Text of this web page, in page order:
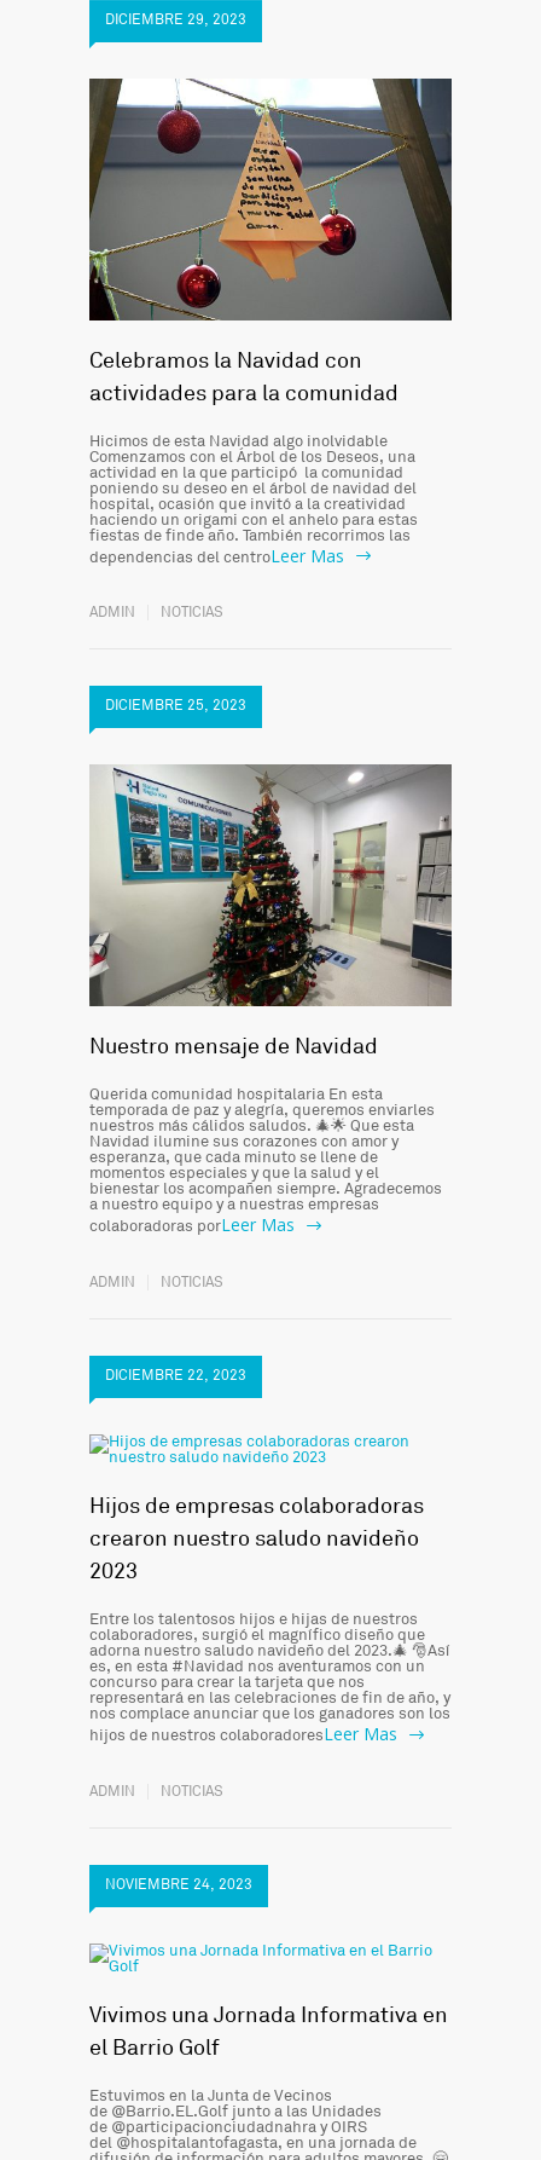
DICIEMBRE 29, 2023
Celebramos la Navidad con
actividades para la comunidad
Hicimos de esta Navidad algo inolvidable
Comenzamos con el Árbol de los Deseos, una
actividad en la que participó la comunidad
poniendo su deseo en el árbol de navidad del
hospital, ocasión que invitó a la creatividad
haciendo un origami con el anhelo para estas
fiestas de finde año. También recorrimos las
dependencias del centroLeer Mas
ADMIN NOTICIAS
DICIEMBRE 25, 2023
Nuestro mensaje de Navidad
Querida comunidad hospitalaria En esta
temporada de paz y alegría, queremos enviarles
nuestros más cálidos saludos. 🎄🌟 Que esta
Navidad ilumine sus corazones con amor y
esperanza, que cada minuto se llene de
momentos especiales y que la salud y el
bienestar los acompañen siempre. Agradecemos
a nuestro equipo y a nuestras empresas
colaboradoras porLeer Mas
ADMIN NOTICIAS
DICIEMBRE 22, 2023
Hijos de empresas colaboradoras
crearon nuestro saludo navideño
2023
Entre los talentosos hijos e hijas de nuestros
colaboradores, surgió el magnífico diseño que
adorna nuestro saludo navideño del 2023.🎄 🎅Así
es, en esta #Navidad nos aventuramos con un
concurso para crear la tarjeta que nos
representará en las celebraciones de fin de año, y
nos complace anunciar que los ganadores son los
hijos de nuestros colaboradoresLeer Mas
ADMIN NOTICIAS
NOVIEMBRE 24, 2023
Vivimos una Jornada Informativa en
el Barrio Golf
Estuvimos en la Junta de Vecinos
de @Barrio.EL.Golf junto a las Unidades
de @participacionciudadnahra y OIRS
del @hospitalantofagasta, en una jornada de